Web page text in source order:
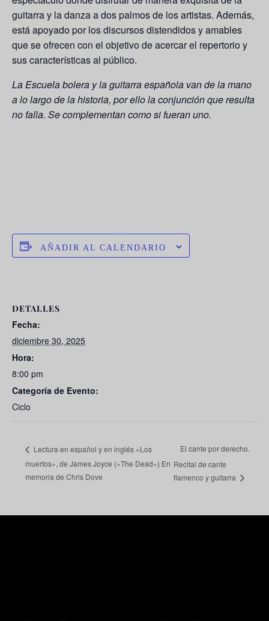
guitarra y la danza a dos palmos de los artistas. Además,
está apoyado por los discursos distendidos y amables
que se ofrecen con el objetivo de acercar el repertorio y
sus características al público.
La Escuela bolera y la guitarra española van de la mano
a lo largo de la historia, por ello la conjunción que resulta
no falla. Se complementan como si fueran uno.
AÑADIR AL CALENDARIO
DETALLES
Fecha:
diciembre 30, 2025
Hora:
8:00 pm
Categoría de Evento:
Ciclo
Lectura en español y en inglés «Los
muertos», de James Joyce («The Dead») En
memoria de Chris Dove
El cante por derecho.
Recital de cante
flamenco y guitarra